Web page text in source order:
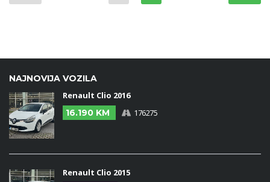
NAJNOVIJA VOZILA
Renault Clio 2016
16.190 KM
176275
Renault Clio 2015